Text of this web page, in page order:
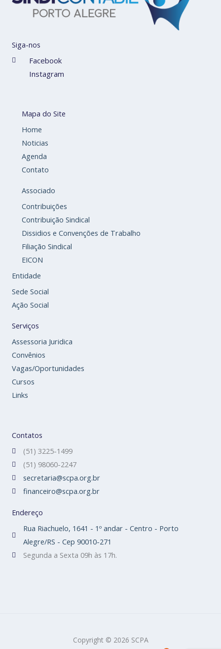
Siga-nos
Facebook
Instagram
Mapa do Site
Home
Noticias
Agenda
Contato
Associado
Contribuições
Contribuição Sindical
Dissidios e Convenções de Trabalho
Filiação Sindical
EICON
Entidade
Sede Social
Ação Social
Serviços
Assessoria Juridica
Convênios
Vagas/Oportunidades
Cursos
Links
Contatos
(51) 3225-1499
(51) 98060-2247
secretaria@scpa.org.br
financeiro@scpa.org.br
Endereço
Rua Riachuelo, 1641 - 1º andar - Centro - Porto
Alegre/RS - Cep 90010-271
Segunda a Sexta 09h às 17h.
Copyright © 2026 SCPA